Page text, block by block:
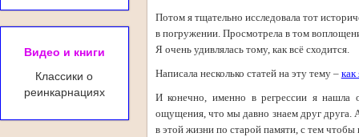
Видео и книги
Классики о
реинкарнациях
Потом я тщательно исследовала тот
в погружении. Просмотрела в том
Я очень удивлялась тому, как всё сходится.
Написала несколько статей на эту тему –
И конечно, именно в регрессии я нашла
ощущения, что мы давно знаем друг друга.
в этой жизни по старой памяти, с тем